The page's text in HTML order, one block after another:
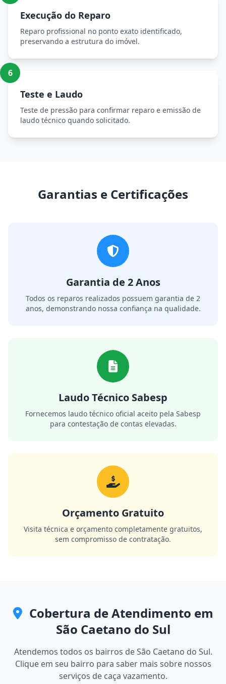
Execução do Reparo
Reparo profissional no ponto exato identificado,
preservando a estrutura do imóvel.
6
Teste e Laudo
Teste de pressão para confirmar reparo e emissão de
laudo técnico quando solicitado.
Garantias e Certificações
Garantia de 2 Anos
Todos os reparos realizados possuem garantia de 2
anos, demonstrando nossa confiança na qualidade.
Laudo Técnico Sabesp
Fornecemos laudo técnico oficial aceito pela Sabesp
para contestação de contas elevadas.
Orçamento Gratuito
Visita técnica e orçamento completamente gratuitos,
sem compromisso de contratação.
Cobertura de Atendimento em
São Caetano do Sul
Atendemos todos os bairros de São Caetano do Sul.
Clique em seu bairro para saber mais sobre nossos
serviços de caça vazamento.